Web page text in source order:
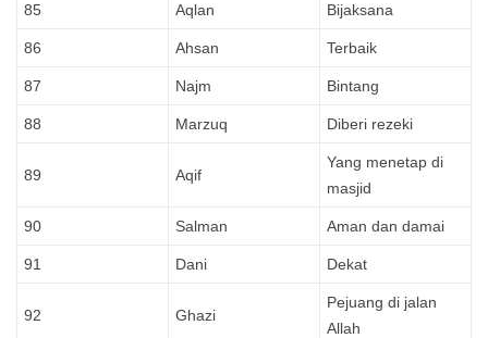
85 Aqlan Bijaksana
86 Ahsan Terbaik
87 Najm Bintang
88 Marzuq Diberi rezeki
89 Aqif
Yang menetap di
masjid
90 Salman Aman dan damai
91 Dani Dekat
92 Ghazi
Pejuang di jalan
Allah